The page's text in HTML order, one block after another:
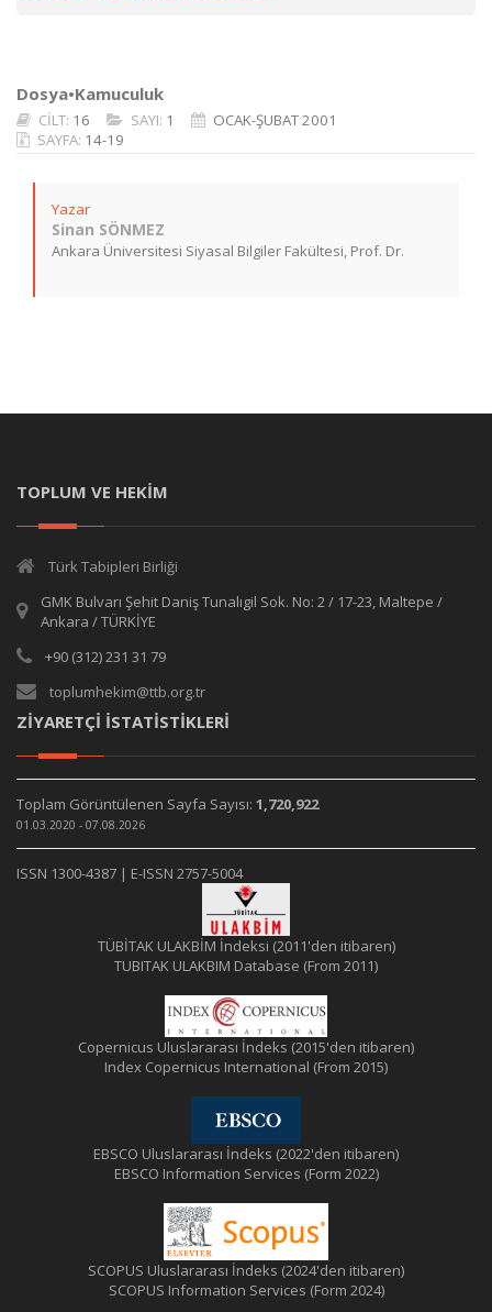
Dosya•Kamuculuk
CİLT: 16 SAYI: 1
OCAK-ŞUBAT 2001
SAYFA: 14-19
Yazar
Sinan SÖNMEZ
Ankara Üniversitesi Siyasal Bilgiler Fakültesi, Prof. Dr.
TOPLUM VE HEKİM
Türk Tabipleri Birliği
GMK Bulvarı Şehit Daniş Tunalıgil Sok. No: 2 / 17-23, Maltepe /
Ankara / TÜRKİYE
+90 (312) 231 31 79
toplumhekim@ttb.org.tr
ZİYARETÇİ İSTATİSTİKLERİ
Toplam Görüntülenen Sayfa Sayısı: 1,720,922
01.03.2020 - 07.08.2026
ISSN 1300-4387 | E-ISSN 2757-5004
TÜBİTAK ULAKBİM İndeksi (2011'den itibaren)
TUBITAK ULAKBIM Database (From 2011)
Copernicus Uluslararası İndeks (2015'den itibaren)
Index Copernicus International (From 2015)
EBSCO Uluslararası İndeks (2022'den itibaren)
EBSCO Information Services (Form 2022)
SCOPUS Uluslararası İndeks (2024'den itibaren)
SCOPUS Information Services (Form 2024)